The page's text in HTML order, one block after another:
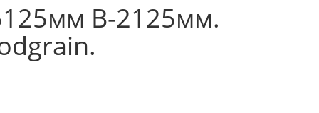
В-2125мм.